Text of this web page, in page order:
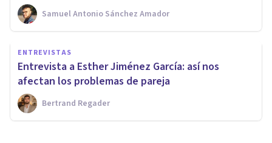
Samuel Antonio Sánchez Amador
ENTREVISTAS
Entrevista a Esther Jiménez García: así nos
afectan los problemas de pareja
Bertrand Regader